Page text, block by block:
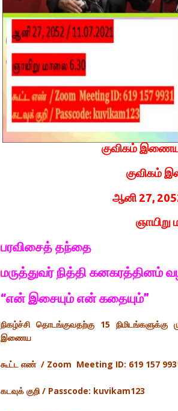
குவிகம்
குவிகம்
ஆனி 27,
ஞாயிறு
பரவிசைத் தந்தை
மருத்துவர் நித்தி கனகரத்தினம்
“என் இசையும் என் கதையும்”
நிகழ்ச்சி தொடங்குவதற்கு 15
இணைய
கூட்ட எண் / Zoom Meeting ID: 619 157
கடவுக் குறி / Passcode: kuvikam123